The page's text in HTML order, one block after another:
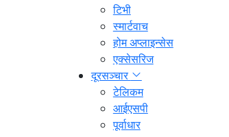
टिभी
स्मार्टवाच
होम अप्लाइन्सेस
एक्सेसरिज
दूरसञ्चार
टेलिकम
आईएसपी
पूर्वाधार